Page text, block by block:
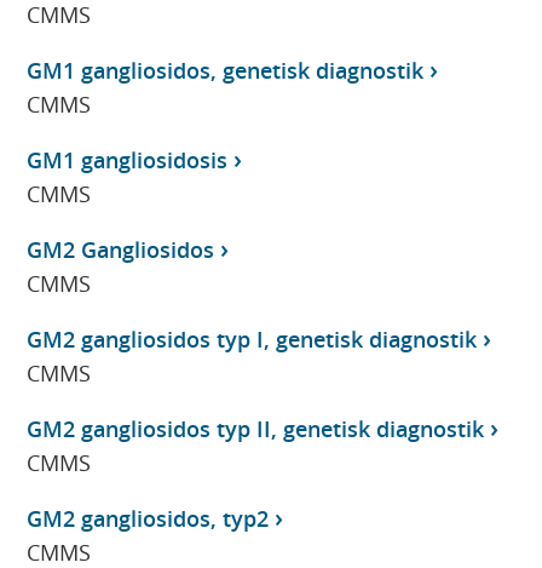
CMMS
GM1 gangliosidos, genetisk diagnostik
CMMS
GM1 gangliosidosis
CMMS
GM2 Gangliosidos
CMMS
GM2 gangliosidos typ I, genetisk diagnostik
CMMS
GM2 gangliosidos typ II, genetisk diagnostik
CMMS
GM2 gangliosidos, typ2
CMMS